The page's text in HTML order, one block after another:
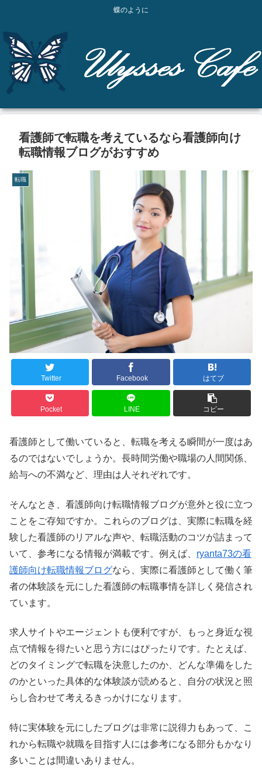
蝶のように
看護師で転職を考えているなら看護師向け
転職情報ブログがおすすめ
転職
Twitter Facebook はてブ
Pocket LINE コピー
看護師として働いていると、転職を考える瞬間が一度はあ
るのではないでしょうか。長時間労働や職場の人間関係、
給与への不満など、理由は人それぞれです。
そんなとき、看護師向け転職情報ブログが意外と役に立つ
ことをご存知ですか。これらのブログは、実際に転職を経
験した看護師のリアルな声や、転職活動のコツが詰まって
いて、参考になる情報が満載です。例えば、 ryanta73の看
護師向け転職情報ブログなら、実際に看護師として働く筆
者の体験談を元にした看護師の転職事情を詳しく発信され
ています。
求人サイトやエージェントも便利ですが、もっと身近な視
点で情報を得たいと思う方にはぴったりです。たとえば、
どのタイミングで転職を決意したのか、どんな準備をした
のかといった具体的な体験談が読めると、自分の状況と照
らし合わせて考えるきっかけになります。
特に実体験を元にしたブログは非常に説得力もあって、こ
れから転職や就職を目指す人には参考になる部分もかなり
多いことは間違いありません。